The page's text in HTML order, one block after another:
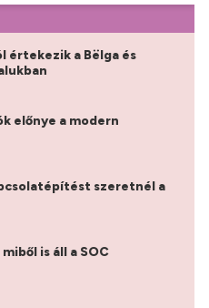
értekezik a Bëlga és
előnye a modern
szeretnél a
is áll a SOC